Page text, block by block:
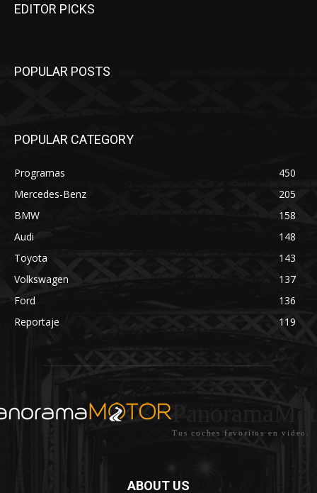
EDITOR PICKS
POPULAR POSTS
POPULAR CATEGORY
Programas
450
Mercedes-Benz
205
BMW
158
Audi
148
Toyota
143
Volkswagen
137
Ford
136
Reportaje
119
Tus coches favoritos en video.
ABOUT US